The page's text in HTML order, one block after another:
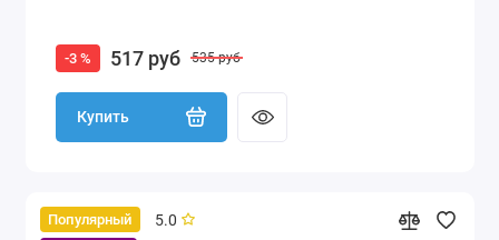
-3 % 517 руб 535 руб
Купить
Популярный
5.0